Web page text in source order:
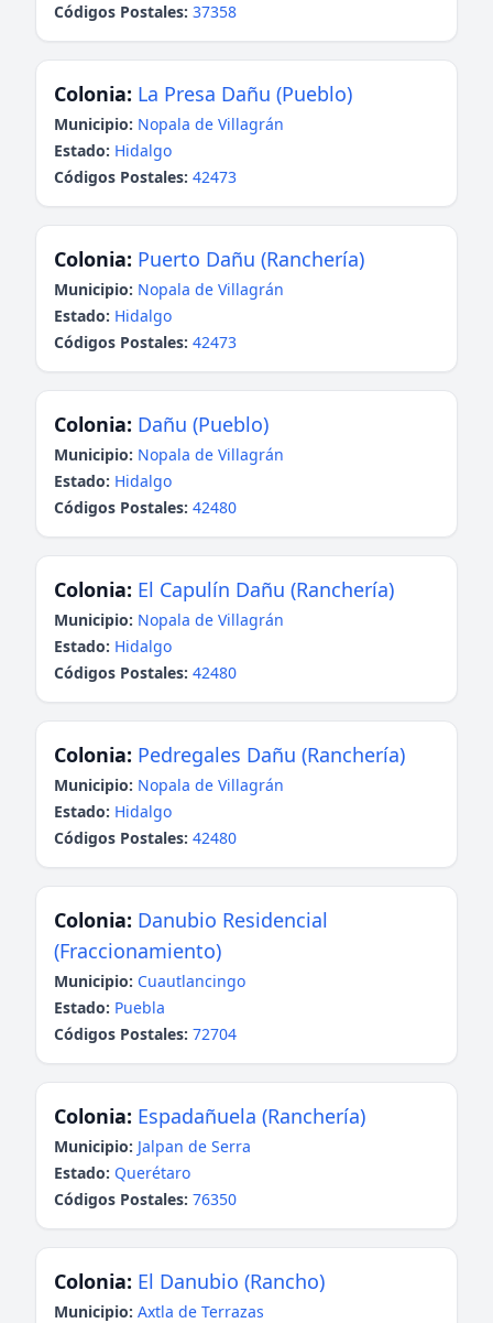
Códigos Postales: 37358
Colonia: La Presa Dañu (Pueblo)
Municipio: Nopala de Villagrán
Estado: Hidalgo
Códigos Postales: 42473
Colonia: Puerto Dañu (Ranchería)
Municipio: Nopala de Villagrán
Estado: Hidalgo
Códigos Postales: 42473
Colonia: Dañu (Pueblo)
Municipio: Nopala de Villagrán
Estado: Hidalgo
Códigos Postales: 42480
Colonia: El Capulín Dañu (Ranchería)
Municipio: Nopala de Villagrán
Estado: Hidalgo
Códigos Postales: 42480
Colonia: Pedregales Dañu (Ranchería)
Municipio: Nopala de Villagrán
Estado: Hidalgo
Códigos Postales: 42480
Colonia: Danubio Residencial
(Fraccionamiento)
Municipio: Cuautlancingo
Estado: Puebla
Códigos Postales: 72704
Colonia: Espadañuela (Ranchería)
Municipio: Jalpan de Serra
Estado: Querétaro
Códigos Postales: 76350
Colonia: El Danubio (Rancho)
Municipio: Axtla de Terrazas